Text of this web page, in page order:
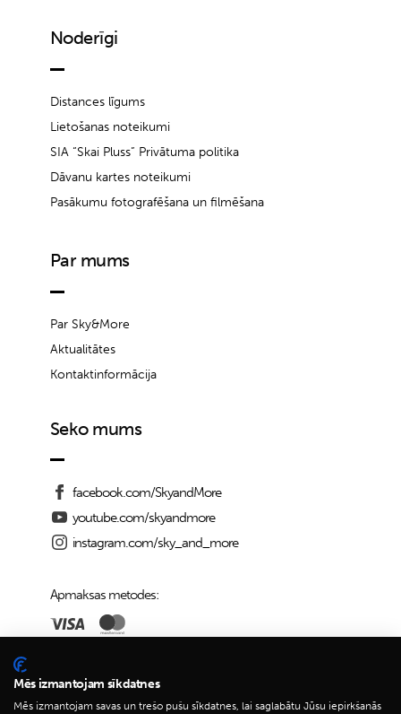
Noderīgi
Distances līgums
Lietošanas noteikumi
SIA “Skai Pluss” Privātuma politika
Dāvanu kartes noteikumi
Pasākumu fotografēšana un filmēšana
Par mums
Par Sky&More
Aktualitātes
Kontaktinformācija
Seko mums
facebook.com/SkyandMore
youtube.com/skyandmore
instagram.com/sky_and_more
Apmaksas metodes:
Piegādes iespējas:
Mēs izmantojam sīkdatnes
Mēs izmantojam savas un trešo pušu sīkdatnes, lai saglabātu Jūsu iepirkšanās